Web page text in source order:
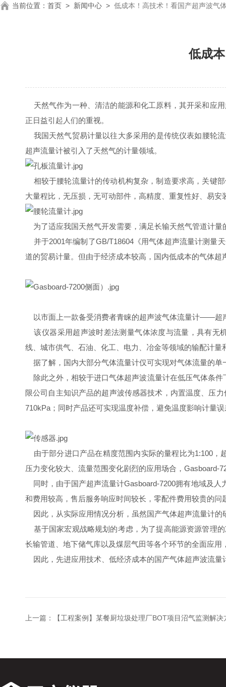
当前位置： 首页 > 新闻中心 > 低成本！高技术！看国产超声波气
低成
天然气作为一种、清洁的能源和化工原料，其开采和应
正日益引起人们的重视。
我国天然气贸易计量以往大多采用的是传统仪表如腰轮
超声流量计被引入了天然气的计量领域。
相较于腰轮流量计的传动机构复杂，制造要求高，关键
大量程比，无压损，无可动部件，高精度、重复性好、易
为了适应我国天然气开发需要，满足长输天然气管道计量
并于2001年编制了GB/T18604《用气体超声流量计测量
道的贸易计量。但由于经济成本较高，国内低成本的气体
以市面上一款备受消费者青睐的超声波气体流量计——超
该仪器采用超声波时差法测量气体浓度与流量，具有无
线、城市供气、石油、化工、电力、冶金等领域的输配计量
据了解，国内大部分气体流量计仅可实现对气体流量的单
除此之外，相较于进口气体超声波流量计在低压气体条件
限公司自主知识产品的超声波传感器技术，内置温度、压
710kPa；同时产品还可实现温度补偿，避免温度影响计量
由于部分进口产品在精度范围内实际的量程比为1:100，
压力变化较大、流量范围变化剧烈的应用场合，Gasboard-
同时，由于国产超声流量计Gasboard-7200拥有地域及人
和费用较高，售后服务响应时间较长，零配件费用较贵的问
因此，从实际应用情况分析，虽然国产气体超声流量计的
基于国家宏观战略规划的考虑，为了提高能源资源管理
长输管道、地下储气库以及煤层气田等各个环节的全面应用
因此，先进应用技术、低经济成本的国产气体超声波流
上一篇： 【工程案例】某餐厨垃圾处理厂BOT项目沼气监测解决